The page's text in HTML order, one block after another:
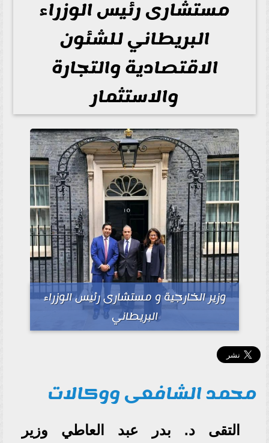
مستشارى رئيس الوزراء
البريطاني للشئون
الاقتصادية والتجارة
والاستثمار
وزير الخارجية و مستشارى رئيس الوزراء
البريطاني
محمد الشافعى ووكالات
التقى د. بدر عبد العاطي وزير